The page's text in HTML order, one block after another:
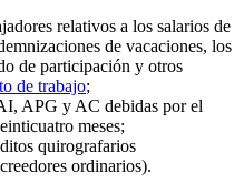
relativos a los salarios de
de vacaciones, los
de participación y otros
de trabajo;
APG y AC debidas por el
meses;
quirografarios
ordinarios).